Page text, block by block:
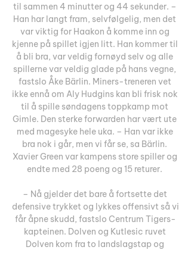
til sammen 4 minutter og 44 sekunder. –
Han har langt fram, selvfølgelig, men det
var viktig for Haakon å komme inn og
kjenne på spillet igjen litt. Han kommer til
å bli bra, var veldig fornøyd selv og alle
spillerne var veldig glade på hans vegne,
fastslo Åke Bärlin. Miners-treneren vet
ikke ennå om Aly Hudgins kan bli frisk nok
til å spille søndagens toppkamp mot
Gimle. Den sterke forwarden har vært ute
med magesyke hele uka. – Han var ikke
bra nok i går, men vi får se, sa Bärlin.
Xavier Green var kampens store spiller og
endte med 28 poeng og 15 returer.
– Nå gjelder det bare å fortsette det
defensive trykket og lykkes offensivt så vi
får åpne skudd, fastslo Centrum Tigers-
kapteinen. Dolven og Kutlesic ruvet
Dolven kom fra to landslagstap og